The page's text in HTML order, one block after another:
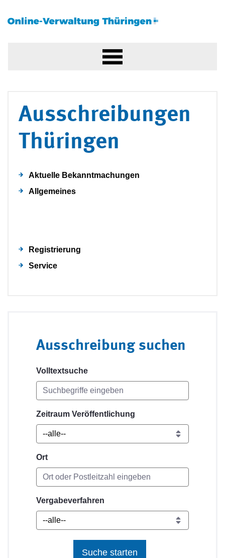
Ausschreibungen
Thüringen
Aktuelle Bekanntmachungen
Allgemeines
Registrierung
Service
Ausschreibung suchen
Volltextsuche
Zeitraum Veröffentlichung
Ort
Vergabeverfahren
Suche starten